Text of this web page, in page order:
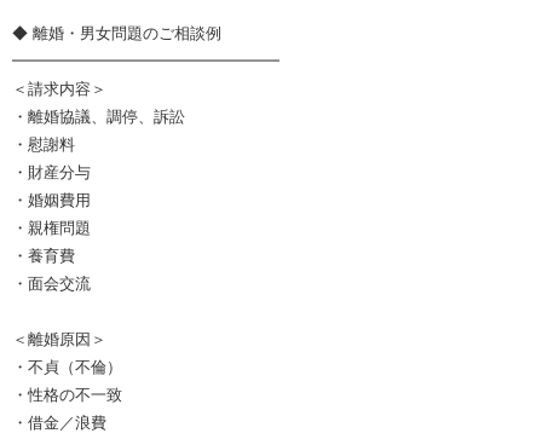
◆ 離婚・男女問題のご相談例
━━━━━━━━━━━━━━━━━
＜請求内容＞
・離婚協議、調停、訴訟
・慰謝料
・財産分与
・婚姻費用
・親権問題
・養育費
・面会交流
＜離婚原因＞
・不貞（不倫）
・性格の不一致
・借金／浪費